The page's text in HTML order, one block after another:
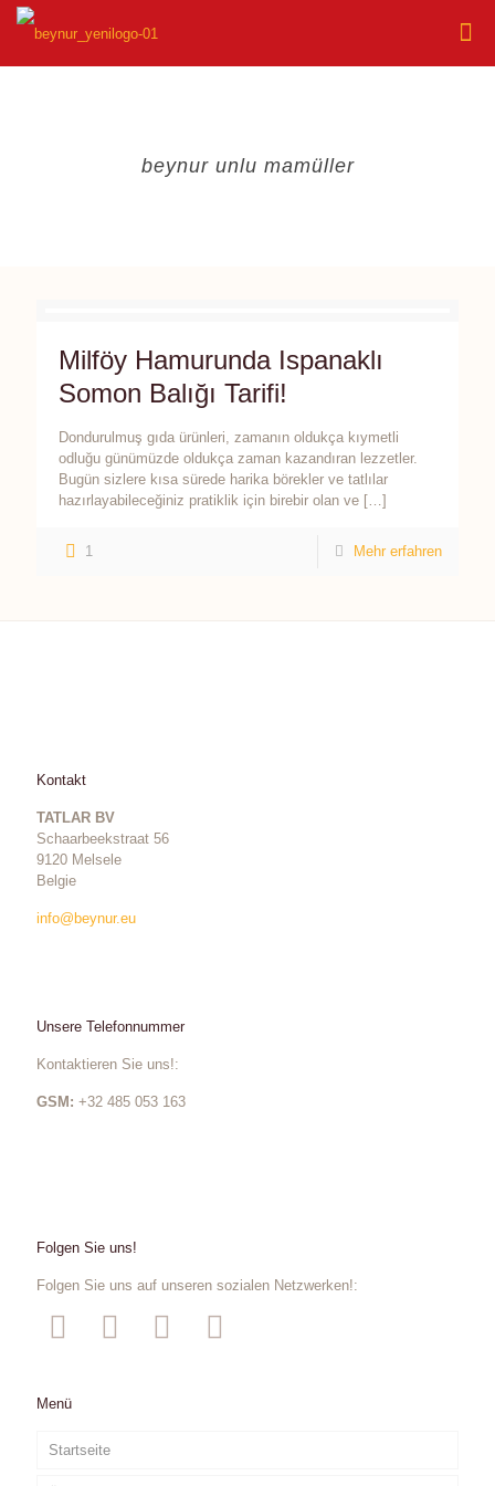
beynur unlu mamüller
Milföy Hamurunda Ispanaklı
Somon Balığı Tarifi!
Dondurulmuş gıda ürünleri, zamanın oldukça kıymetli
odluğu günümüzde oldukça zaman kazandıran lezzetler.
Bugün sizlere kısa sürede harika börekler ve tatlılar
hazırlayabileceğiniz pratiklik için birebir olan ve […]
1 Mehr erfahren
Kontakt
TATLAR BV
Schaarbeekstraat 56
9120 Melsele
Belgie
info@beynur.eu
Unsere Telefonnummer
Kontaktieren Sie uns!:
GSM: +32 485 053 163
Folgen Sie uns!
Folgen Sie uns auf unseren sozialen Netzwerken!:
Menü
Startseite